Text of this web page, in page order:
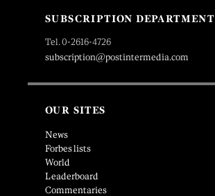
SUBSCRIPTION DEPARTMENT
Tel. 0-2616-4726
subscription@postintermedia.com
OUR SITES
News
Forbes lists
World
Leaderboard
Commentaries